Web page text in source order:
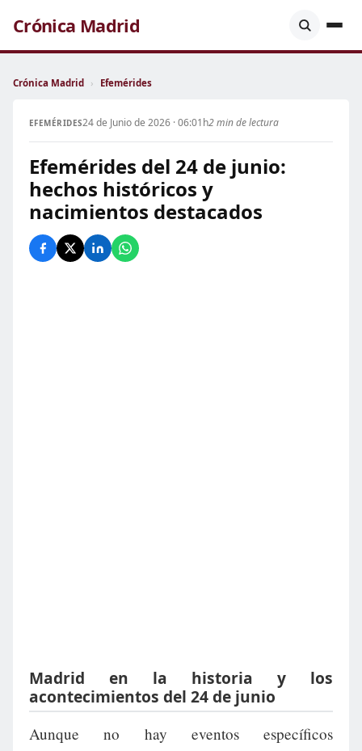
Crónica Madrid
Crónica Madrid › Efemérides
EFEMÉRIDES24 de Junio de 2026 · 06:01h2 min de lectura
Efemérides del 24 de junio:
hechos históricos y
nacimientos destacados
Madrid en la historia y los
acontecimientos del 24 de junio
Aunque no hay eventos específicos